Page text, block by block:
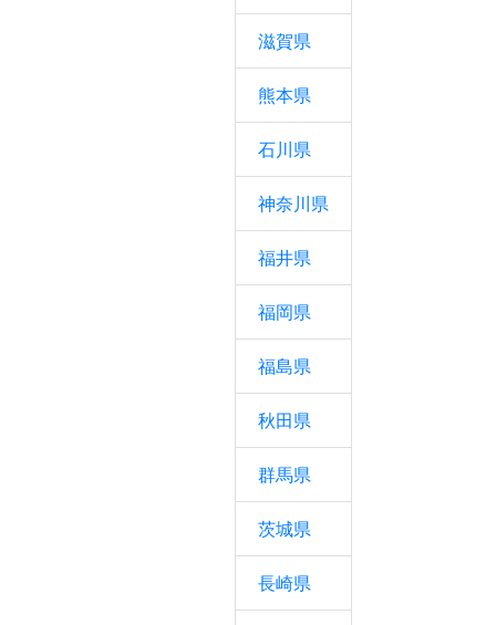
滋賀県
熊本県
石川県
神奈川県
福井県
福岡県
福島県
秋田県
群馬県
茨城県
長崎県